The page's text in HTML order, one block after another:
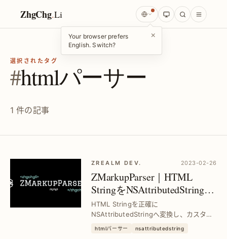
ZhgChg.Li
Your browser prefers
English. Switch?
×
選択されたタグ
#htmlパーサー
1 件の記事
ZREALM DEV. 2023-02-26
ZMarkupParser｜HTML
StringをNSAttributedStringに
高速変換するツール—スタ
イル設定対応
HTML Stringを正確に
NSAttributedStringへ変換し、カスタム
キーのスタイル設定も簡単に実装。iOS開
発者向けに変換効率を向上させ、UI表現
htmlパーサー nsattributedstring